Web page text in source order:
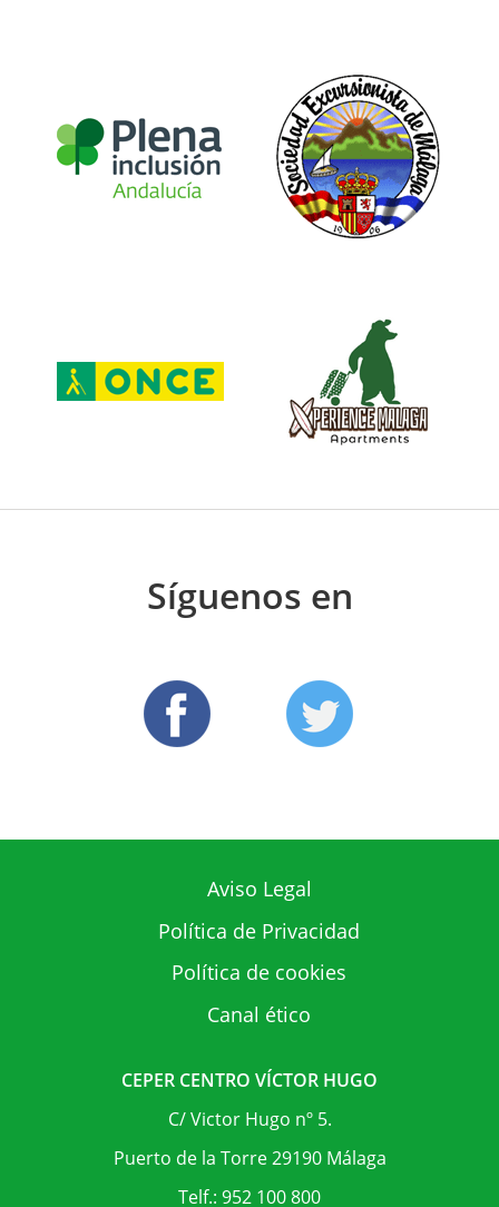
Síguenos en
Aviso Legal
Política de Privacidad
Política de cookies
Canal ético
CEPER CENTRO VÍCTOR HUGO
C/ Victor Hugo nº 5.
Puerto de la Torre 29190 Málaga
Telf.: 952 100 800